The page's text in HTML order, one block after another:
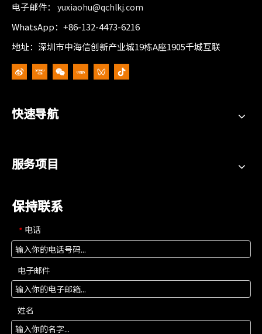
电子邮件： yuxiaohu@qchlkj.com
WhatsApp：+86-132-4473-6216
地址：深圳市中海信创新产业城19栋A座1905千城互联
快速导航
服务项目
保持联系
* 电话
电子邮件
姓名